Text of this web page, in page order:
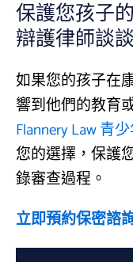
保護您孩子
辯護律師談談
如果您的孩子在
響到他們的教育
Flannery Law 青
您的選擇，保護
錄審查過程。
立即預約保密諮